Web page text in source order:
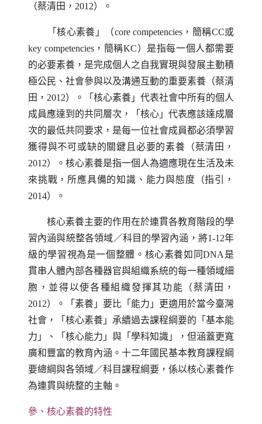
（蔡清田， 2012）。
「核心素養」（core competencies ，簡稱CC或
key competencies，簡稱KC）是指每一個人都需要
的必要素養，是完成個人之自我實現與發展主動積
極公民、社會參與以及溝通互動的重要素養（蔡清
田， 2012）。「核心素養」代表社會中所有的個人
成員應達到的共同層次，「核心」代表應該達成層
次的最低共同要求，是每一位社會成員都必須學習
獲得與不可或缺的關鍵且必要的素養（蔡清田，
2012）。核心素養是指一個人為適應現在生活及未
來挑戰，所應具備的知識、能力與態度（指引，
2014）。
核心素養主要的作用在於連貫各教育階段的學
習內涵與統整各領域／科目的學習內涵，將1-12年
級的學習視為是一個整體。核心素養如同DNA 是
貫串人體內部各種器官與組織系統的每一種領域細
胞，並得以使各種組織發揮其功能（蔡清田，
2012）。「素養」要比「能力」更適用於當今臺灣
社會，「核心素養」承續過去課程綱要的「基本能
力」、「核心能力」與「學科知識」，但涵蓋更寬
廣和豐富的教育內涵。十二年國民基本教育課程綱
要總綱與各領域／科目課程綱要，係以核心素養作
為連貫與統整的主軸。
參、核心素養的特性